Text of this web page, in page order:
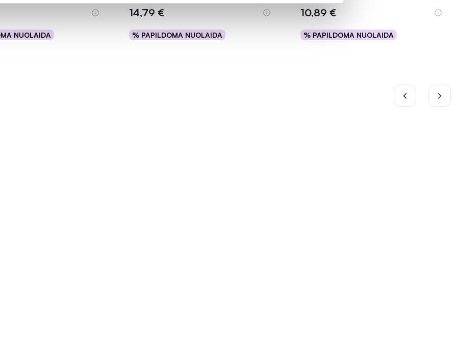
NUOLAIDA
Į krepšelį
14,79 €
% PAPILDOMA NUOLAIDA
Į krepšelį
10,89 €
% PAPILDOMA NUOLAIDA
Į krepšelį